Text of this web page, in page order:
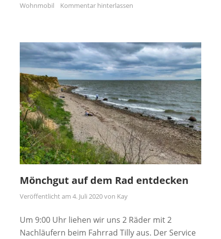
Wohnmobil
Kommentar hinterlassen
Mönchgut auf dem Rad entdecken
Veröffentlicht am 4. Juli 2020von Kay
Um 9:00 Uhr liehen wir uns 2 Räder mit 2
Nachläufern beim Fahrrad Tilly aus. Der Service